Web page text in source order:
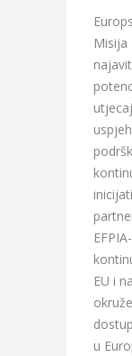
Misija
EU i
u